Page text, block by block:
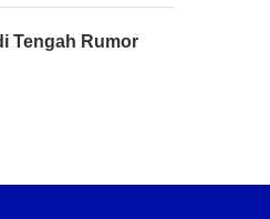
Tengah Rumor